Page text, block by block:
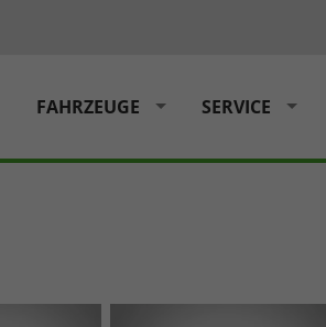
FAHRZEUGE SERVICE